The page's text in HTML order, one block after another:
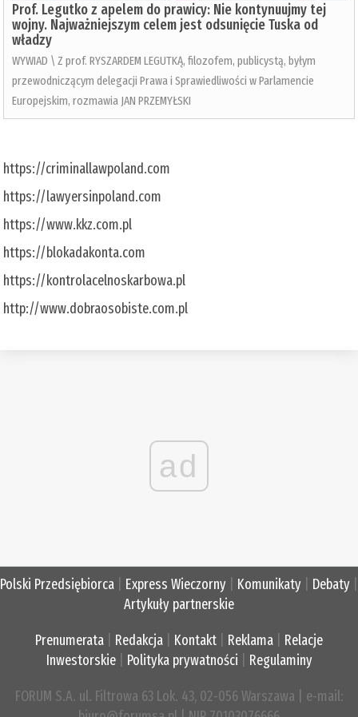
Prof. Legutko z apelem do prawicy: Nie kontynuujmy tej
wojny. Najważniejszym celem jest odsunięcie Tuska od
władzy
WYWIAD \ Z prof. RYSZARDEM LEGUTKĄ, filozofem, publicystą, byłym
przewodniczącym delegacji Prawa i Sprawiedliwości w Parlamencie
Europejskim, rozmawia JAN PRZEMYŁSKI
https://criminallawpoland.com
https://lawyersinpoland.com
https://www.kkz.com.pl
https://blokadakonta.com
https://kontrolacelnoskarbowa.pl
http://www.dobraosobiste.com.pl
ad
Polski Przedsiębiorca Express Wieczorny Komunikaty Debaty
Artykuły partnerskie
Prenumerata Redakcja Kontakt Reklama
Relacje
Inwestorskie| Polityka prywatności Regulaminy
FORUM S.A. ul. Filtrowa 63 Lok. 43, 02-056 Warszawa | e-mail: